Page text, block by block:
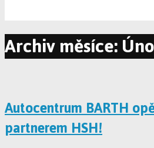
Archiv měsíce:
Autocentrum BARTH
partnerem HSH!